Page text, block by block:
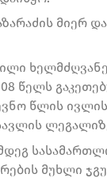
მიერ
წელს
წლის
მუხლი